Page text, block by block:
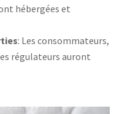
hébergées et
: Les consommateurs,
régulateurs auront